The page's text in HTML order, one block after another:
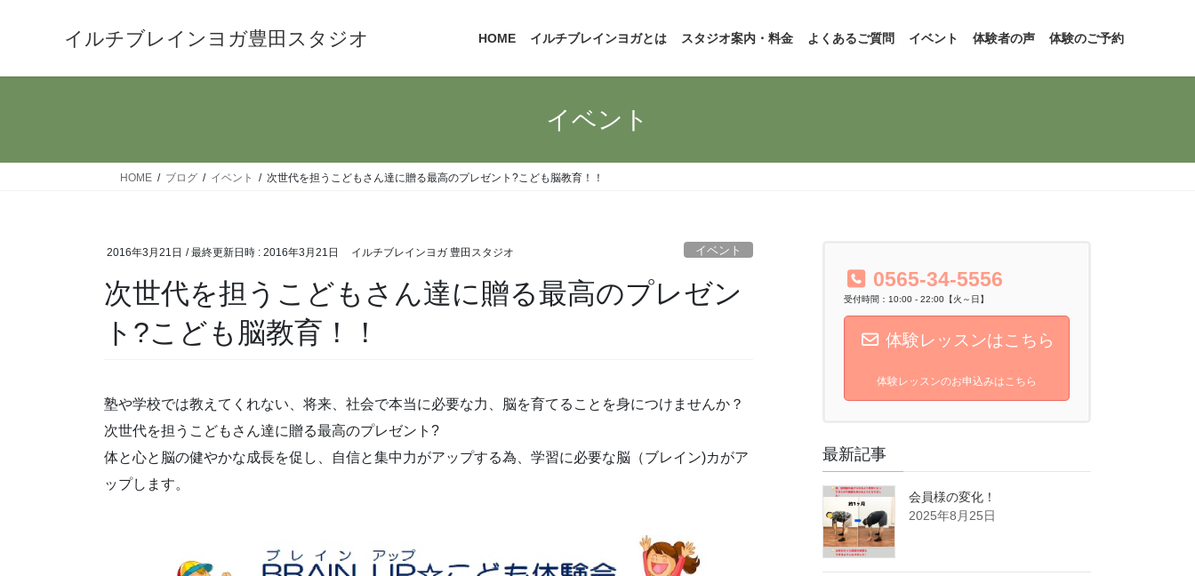
ン
ー
イルチブレインヨガ豊田スタジオ HOME イルチブレインヨガとは スタジオ案内・料金 よくあるご質問 イベント 体験者の声 体験のご予約
イベント
HOME ブログ イベント 次世代を担うこどもさん達に贈る最高のプレゼント?こども脳教育！！
2016年3月21日 / 最終更新日時 : 2016年3月21日 イルチブレインヨガ 豊田スタジオ イベント
次世代を担うこどもさん達に贈る最高のプレゼン
ト?こども脳教育！！
塾や学校では教えてくれない、将来、社会で本当に必要な力、脳を育てることを身につけませんか？
次世代を担うこどもさん達に贈る最高のプレゼント?
体と心と脳の健やかな成長を促し、自信と集中力がアップする為、学習に必要な脳（ブレイン)カがア
ップします。
0565-34-5556
受付時間：10:00 - 22:00【火～日】
体験レッスンはこちら
体験レッスンのお申込みはこちら
最新記事
会員様の変化！
2025年8月25日